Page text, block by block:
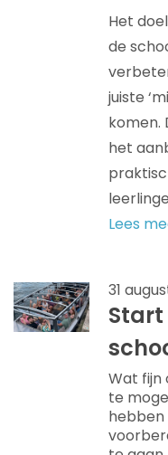
Het
de
juiste
komen.
het
Lees
31
Wat fijn
te